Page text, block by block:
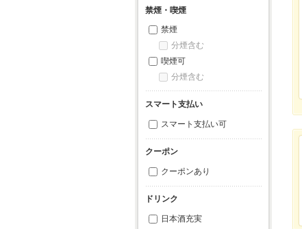
禁煙・喫煙
禁煙
分煙含む
喫煙可
分煙含む
スマート支払い
スマート支払い可
クーポン
クーポンあり
ドリンク
日本酒充実